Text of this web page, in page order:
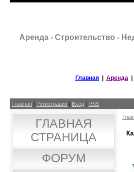
Аренда - Строительство -
Главная Аренда
Главная Регистрация Вход RSS
ГЛАВНАЯ
СТРАНИЦА
ФОРУМ